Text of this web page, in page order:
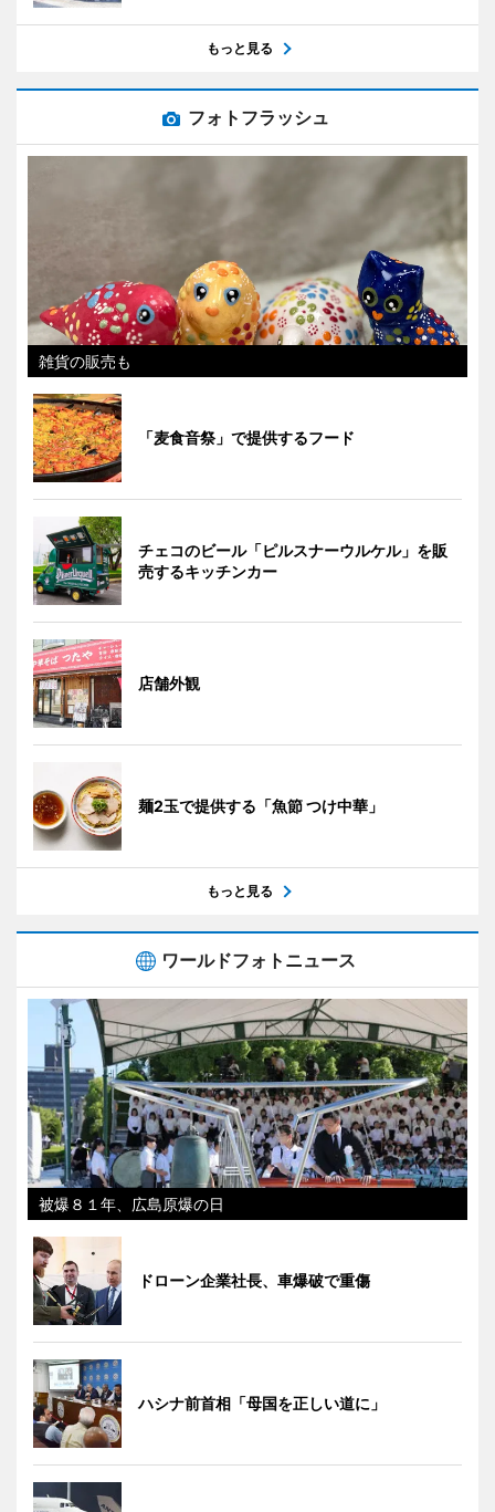
もっと見る
フォトフラッシュ
雑貨の販売も
「麦食音祭」で提供するフード
チェコのビール「ピルスナーウルケル」を販
売するキッチンカー
店舗外観
麺2玉で提供する「魚節 つけ中華」
もっと見る
ワールドフォトニュース
被爆８１年、広島原爆の日
ドローン企業社長、車爆破で重傷
ハシナ前首相「母国を正しい道に」